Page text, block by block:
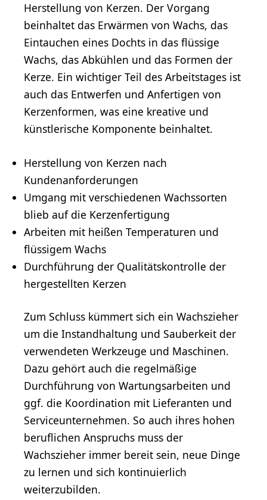
Herstellung von Kerzen. Der Vorgang
beinhaltet das Erwärmen von Wachs, das
Eintauchen eines Dochts in das flüssige
Wachs, das Abkühlen und das Formen der
Kerze. Ein wichtiger Teil des Arbeitstages ist
auch das Entwerfen und Anfertigen von
Kerzenformen, was eine kreative und
künstlerische Komponente beinhaltet.
Herstellung von Kerzen nach
Kundenanforderungen
Umgang mit verschiedenen Wachssorten
blieb auf die Kerzenfertigung
Arbeiten mit heißen Temperaturen und
flüssigem Wachs
Durchführung der Qualitätskontrolle der
hergestellten Kerzen
Zum Schluss kümmert sich ein Wachszieher
um die Instandhaltung und Sauberkeit der
verwendeten Werkzeuge und Maschinen.
Dazu gehört auch die regelmäßige
Durchführung von Wartungsarbeiten und
ggf. die Koordination mit Lieferanten und
Serviceunternehmen. So auch ihres hohen
beruflichen Anspruchs muss der
Wachszieher immer bereit sein, neue Dinge
zu lernen und sich kontinuierlich
weiterzubilden.